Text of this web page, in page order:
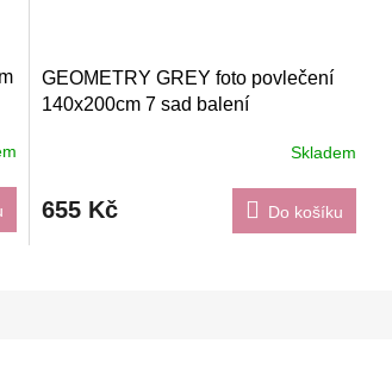
GEOMETRY GREY foto povlečení
140x200cm 7 sad balení
Skladem
655 Kč Do košíku